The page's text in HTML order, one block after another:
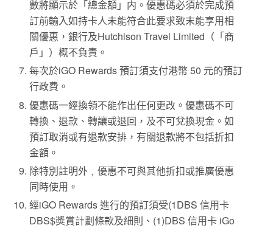
數將顯示於「總金額」内。優惠碼必須於完成預
訂前輸入如持卡人未能符合此要求致末能享用相
關優惠，銀行及Hutchison Travel Limited（「商
戶」）概不負責。
每次於iGO Rewards 預訂須支付港幣 50 元的預訂
行政費。
優惠碼一經換領不能作出任何更改。優惠碼不可
轉換、退款、轉讓或退回，及不可兌換現金。如
預訂取消或有退款安排，有關退款將不包括折扣
金額。
除特別註明外﹐優惠不可與其他折扣或推廣優惠
同時使用。
經iGO Rewards 進行的預訂須受(1DBS 信用卡
DBS$獎賞計劃條款及細則、(1)DBS 信用卡 iGo